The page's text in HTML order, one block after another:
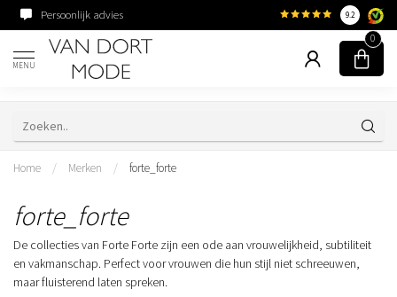
Persoonlijk advies Familiebedrijf sinds
9.2
MENU
0
Home / Merken / forte_forte
forte_forte
De collecties van Forte Forte zijn een ode aan vrouwelijkheid, subtiliteit
en vakmanschap. Perfect voor vrouwen die hun stijl niet schreeuwen,
maar fluisterend laten spreken.